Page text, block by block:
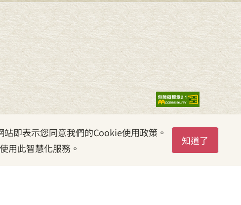
即表示您同意我們的Cookie使用政策。
用此智慧化服務。
知道了